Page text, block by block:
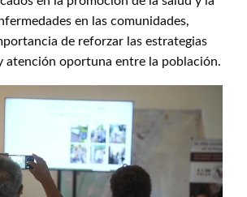
en las comunidades,
de reforzar las estrategias
atención oportuna entre la población.